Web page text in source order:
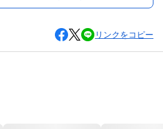
リンクをコピー